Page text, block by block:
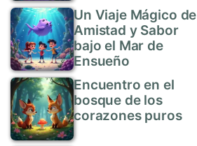
Un Viaje Mágico de
Amistad y Sabor
bajo el Mar de
Ensueño
Encuentro en el
bosque de los
corazones puros